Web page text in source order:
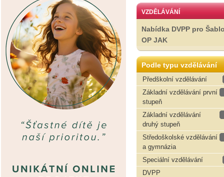
VZDĚLÁVÁNÍ
Nabídka DVPP pro
OP JAK
Podle typu vzdělávání
Předškolní vzdělávání
Základní vzdělávání první
stupeň
Základní vzdělávání
druhý stupeň
Středoškolské vzdělávání
a gymnázia
Speciální vzdělávání
DVPP